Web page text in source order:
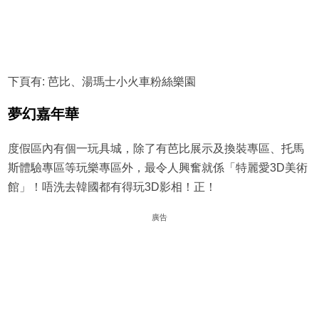
下頁有: 芭比、湯瑪士小火車粉絲樂園
夢幻嘉年華
度假區內有個一玩具城，除了有芭比展示及換裝專區、托馬
斯體驗專區等玩樂專區外，最令人興奮就係「特麗愛3D美術
館」！唔洗去韓國都有得玩3D影相！正！
廣告